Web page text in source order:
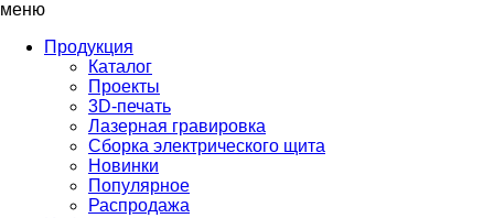
меню
Продукция
Каталог
Проекты
3D-печать
Лазерная гравировка
Сборка электрического щита
Новинки
Популярное
Распродажа